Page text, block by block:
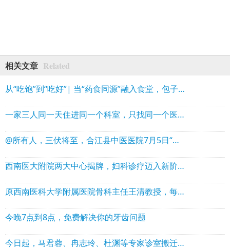
相关文章 Related
从“吃饱”到“吃好”| 当“药食同源”融入食堂，包子馒头里也有中医智慧
一家三人同一天住进同一个科室，只找同一个医生
@所有人，三伏将至，合江县中医医院7月5日“三伏贴”开贴
西南医大附院两大中心揭牌，妇科诊疗迈入新阶段！
原西南医科大学附属医院骨科主任王清教授，每周三上午福欣医院坐诊！
今晚7点到8点，免费解决你的牙齿问题
今日起，马君蓉、冉志玲、杜渊等专家诊室搬迁啦！